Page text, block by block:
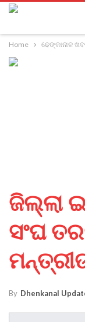
Home ଢେଙ୍କାନାଳ
ଜିଲ୍ଲା
ସଂଘ
By Dhenkanal